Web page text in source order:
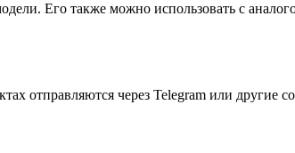
Его также можно использовать с
отправляются через Telegram или другие